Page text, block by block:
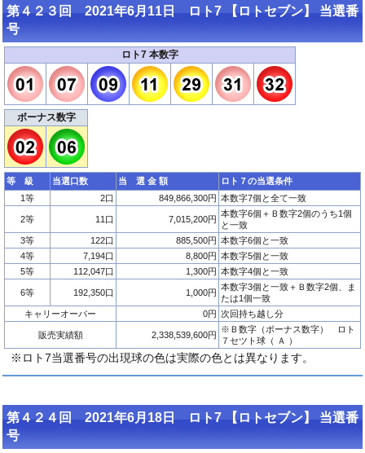
第４２３回 2021年6月11日 ロト7 【ロトセブン】 当選番
号
ロト7 本数字
ボーナス数字
等 級 当選口数 当 選 金 額
ロト７の当選条件
1等
2口 849,866,300円 本数字7個と全て一致
2等 11口 7,015,200円
本数字6個＋Ｂ数字2個のうち1個
と一致
3等
122口 885,500円 本数字6個と一致
4等
7,194口 8,800円 本数字5個と一致
5等
112,047口 1,300円 本数字4個と一致
6等 192,350口 1,000円
本数字3個と一致＋Ｂ数字2個、ま
たは1個一致
キャリーオーバー
0円 次回持ち越し分
販売実績額 2,338,539,600円
※Ｂ数字（ボーナス数字） ロト
７セツト球（ Ａ ）
※ロト7当選番号の出現球の色は実際の色とは異なります。
第４２４回 2021年6月18日 ロト7 【ロトセブン】 当選番
号